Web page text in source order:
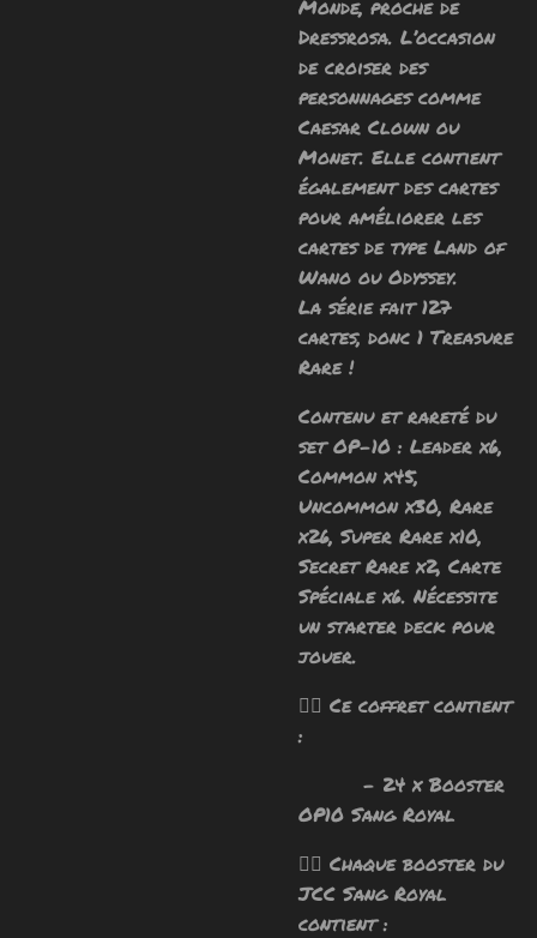
Monde, proche de
Dressrosa. L’occasion
de croiser des
personnages comme
Caesar Clown ou
Monet. Elle contient
également des cartes
pour améliorer les
cartes de type Land of
Wano ou Odyssey.
La série fait 127
cartes, donc 1 Treasure
Rare !
Contenu et rareté du
set OP-10 : Leader x6,
Common x45,
Uncommon x30, Rare
x26, Super Rare x10,
Secret Rare x2, Carte
Spéciale x6. Nécessite
un starter deck pour
jouer.
🧙‍♂️ Ce coffret contient
:
- 24 x Booster
OP10 Sang Royal
🧙‍♂️ Chaque booster du
JCC Sang Royal
contient :